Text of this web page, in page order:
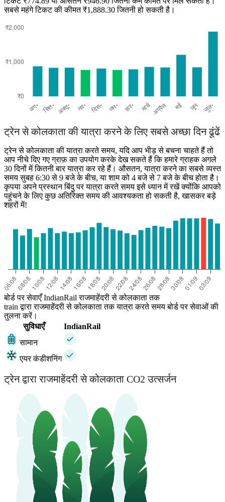
सबसे महंगे टिकट की कीमत ₹1,888.30 जितनी हो सकती है।
ट्रेन से कोलकाता की यात्रा करने के लिए सबसे अच्छा दिन ढूंढें
ट्रेन से कोलकाता की यात्रा करते समय, यदि आप भीड़ से बचना चाहते हैं तो
आप नीचे दिए गए ग्राफ़ का उपयोग करके देख सकते हैं कि हमारे ग्राहक अगले
30 दिनों में कितनी बार यात्रा कर रहे हैं। औसतन, यात्रा करने का सबसे व्यस्त
समय सुबह 6:30 से 9 बजे के बीच, या शाम को 4 बजे से 7 बजे के बीच होता है।
कृपया अपने प्रस्थान बिंदु पर यात्रा करते समय इसे ध्यान में रखें क्योंकि आपको
पहुंचने के लिए कुछ अतिरिक्त समय की आवश्यकता हो सकती है, खासकर बड़े
शहरों में!
बोर्ड पर सेवाएँ IndianRail राजमाहेंदरी से कोलकाता तक
train द्वारा राजमाहेंदरी से कोलकाता तक यात्रा करते समय बोर्ड पर सेवाओं की
तुलना करें।
सुविधाएँ
IndianRail
सामान
एयर कंडीशनिंग
ट्रेन द्वारा राजमाहेंदरी से कोलकाता CO2 उत्सर्जन